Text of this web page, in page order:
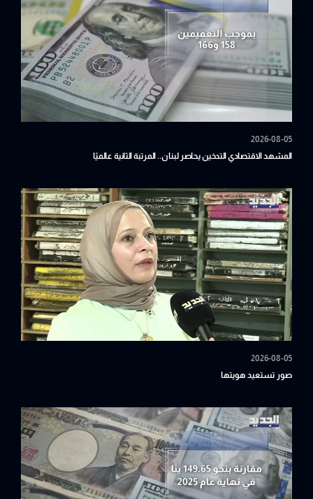
2026-08-05
المشهد الاقتصادي التدخين يحاصر لبنان.. المرتبة الثانية عالميًا
2026-08-05
صور تستعيد هويتها